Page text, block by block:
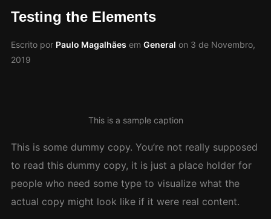
Testing the Elements
Escrito por Paulo Magalhães em General on 3 de Novembro,
2019
This is a sample caption
This is some dummy copy. You’re not really supposed
to read this dummy copy, it is just a place holder for
people who need some type to visualize what the
actual copy might look like if it were real content.